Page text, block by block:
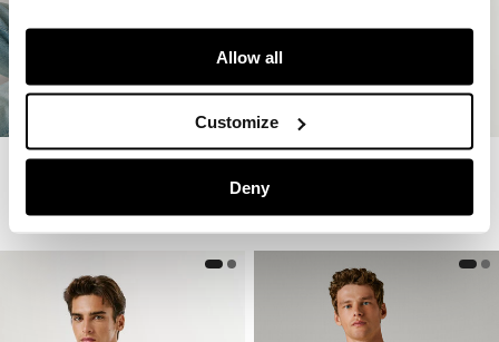
Allow all
Customize
Deny
Poloshirt Strick Gestreift
Mehr Farben
79€